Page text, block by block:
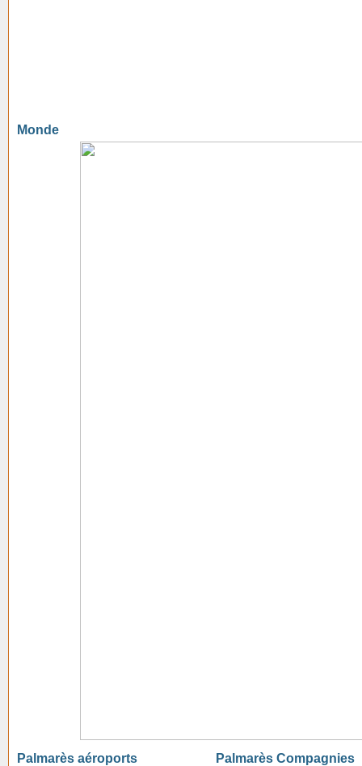
Monde
Palmarès aéroports Palmarès Compagnies